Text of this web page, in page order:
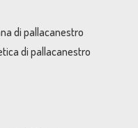
di pallacanestro
di pallacanestro